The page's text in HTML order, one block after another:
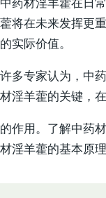
药材淫羊藿在日
将在未来发挥更
实际价值。
多专家认为，中
淫羊藿的关键，
作用。了解中药
淫羊藿的基本原